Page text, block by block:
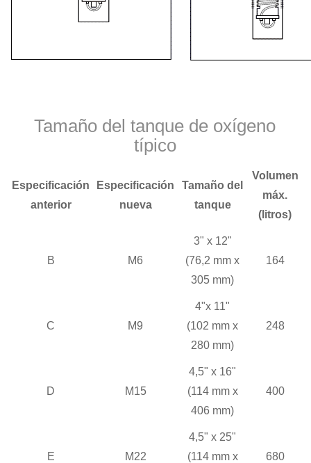
Tamaño del tanque de oxígeno
típico
Especificación
anterior
Especificación
nueva
Tamaño del
tanque
Volumen
máx.
(litros)
B M6
3" x 12"
(76,2 mm x
305 mm)
164
C M9
4"x 11"
(102 mm x
280 mm)
248
D M15
4,5" x 16"
(114 mm x
406 mm)
400
E M22
4,5" x 25"
(114 mm x
680